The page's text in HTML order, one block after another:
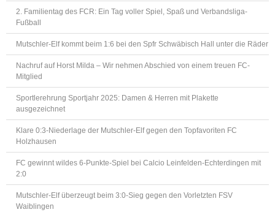
2. Familientag des FCR: Ein Tag voller Spiel, Spaß und Verbandsliga-
Fußball
Mutschler-Elf kommt beim 1:6 bei den Spfr Schwäbisch Hall unter die Räder
Nachruf auf Horst Milda – Wir nehmen Abschied von einem treuen FC-
Mitglied
Sportlerehrung Sportjahr 2025: Damen & Herren mit Plakette
ausgezeichnet
Klare 0:3-Niederlage der Mutschler-Elf gegen den Topfavoriten FC
Holzhausen
FC gewinnt wildes 6-Punkte-Spiel bei Calcio Leinfelden-Echterdingen mit
2:0
Mutschler-Elf überzeugt beim 3:0-Sieg gegen den Vorletzten FSV
Waiblingen